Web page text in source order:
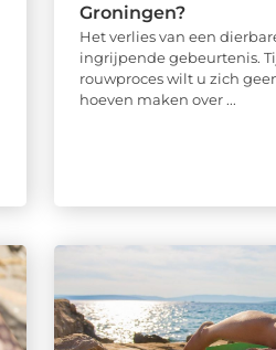
Groningen?
Het verlies van een
ingrijpende gebeurtenis.
rouwproces wilt u zich
hoeven maken over ...